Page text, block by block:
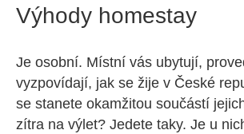
Výhody homestay
Je osobní. Místní vás ubytují,
vyzpovídají, jak se žije v České
se stanete okamžitou součástí
zítra na výlet? Jedete taky. Je u